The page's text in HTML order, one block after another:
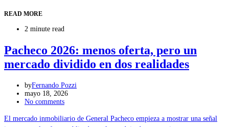
READ MORE
2 minute read
Pacheco 2026: menos oferta, pero un
mercado dividido en dos realidades
byFernando Pozzi
mayo 18, 2026
No comments
El mercado inmobiliario de General Pacheco empieza a mostrar una señal